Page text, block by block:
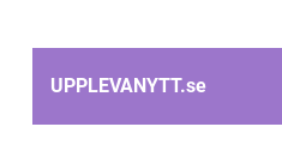
UPPLEVANYTT.se